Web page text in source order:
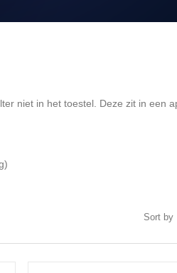
niet in het toestel. Deze zit in een
Sort by